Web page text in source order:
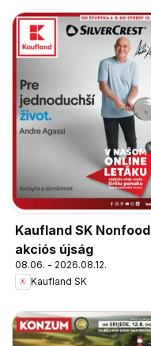
Kaufland SK Nonfood
akciós újság
08.06. - 2026.08.12.
Kaufland SK